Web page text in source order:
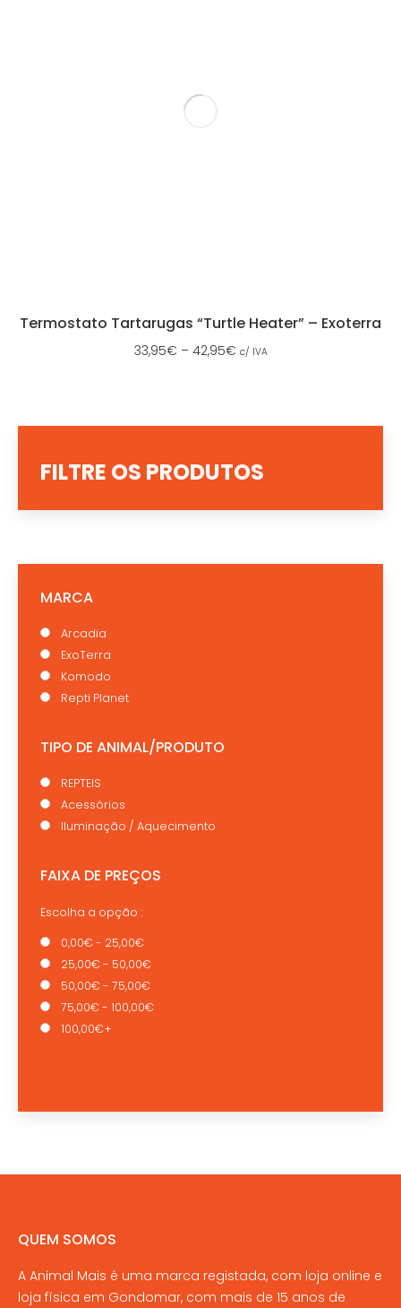
Termostato Tartarugas “Turtle Heater” – Exoterra
33,95€ – 42,95€ c/ IVA
FILTRE OS PRODUTOS
MARCA
Arcadia
ExoTerra
Komodo
Repti Planet
TIPO DE ANIMAL/PRODUTO
REPTEIS
Acessórios
Iluminação / Aquecimento
FAIXA DE PREÇOS
Escolha a opção :
0,00€ - 25,00€
25,00€ - 50,00€
50,00€ - 75,00€
75,00€ - 100,00€
100,00€+
QUEM SOMOS
A Animal Mais é uma marca registada, com loja online e
loja física em Gondomar, com mais de 15 anos de